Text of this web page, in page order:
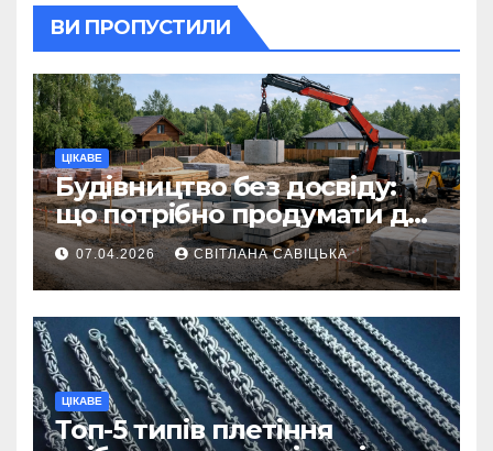
ВИ ПРОПУСТИЛИ
ЦІКАВЕ
Будівництво без досвіду:
що потрібно продумати до
першої доставки на
ділянку
07.04.2026 СВІТЛАНА САВІЦЬКА
ЦІКАВЕ
Топ-5 типів плетіння